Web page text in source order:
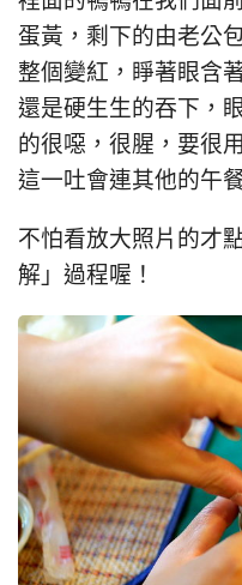
蛋黃，剩下的由老公
整個變紅，睜著眼含
還是硬生生的吞下，
的很噁，很腥，要很
這一吐會連其他的午
不怕看放大照片的才
解」過程喔！